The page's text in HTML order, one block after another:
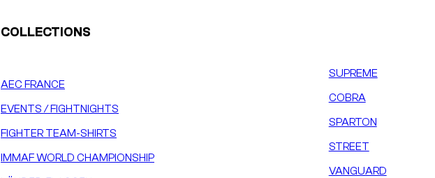
COLLECTIONS
AEC FRANCE
EVENTS / FIGHTNIGHTS
FIGHTER TEAM-SHIRTS
IMMAF WORLD CHAMPIONSHIP
SUPREME
COBRA
SPARTON
STREET
VANGUARD